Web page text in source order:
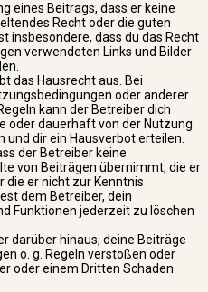
eines Beitrags, dass er keine
Recht oder die guten
insbesondere, dass du das Recht
verwendeten Links und Bilder
das Hausrecht aus. Bei
oder anderer
kann der Betreiber dich
oder dauerhaft von der Nutzung
und dir ein Hausverbot erteilen.
der Betreiber keine
von Beiträgen übernimmt, die er
die er nicht zur Kenntnis
dem Betreiber, dein
Funktionen jederzeit zu löschen
darüber hinaus, deine Beiträge
o. g. Regeln verstoßen oder
oder einem Dritten Schaden